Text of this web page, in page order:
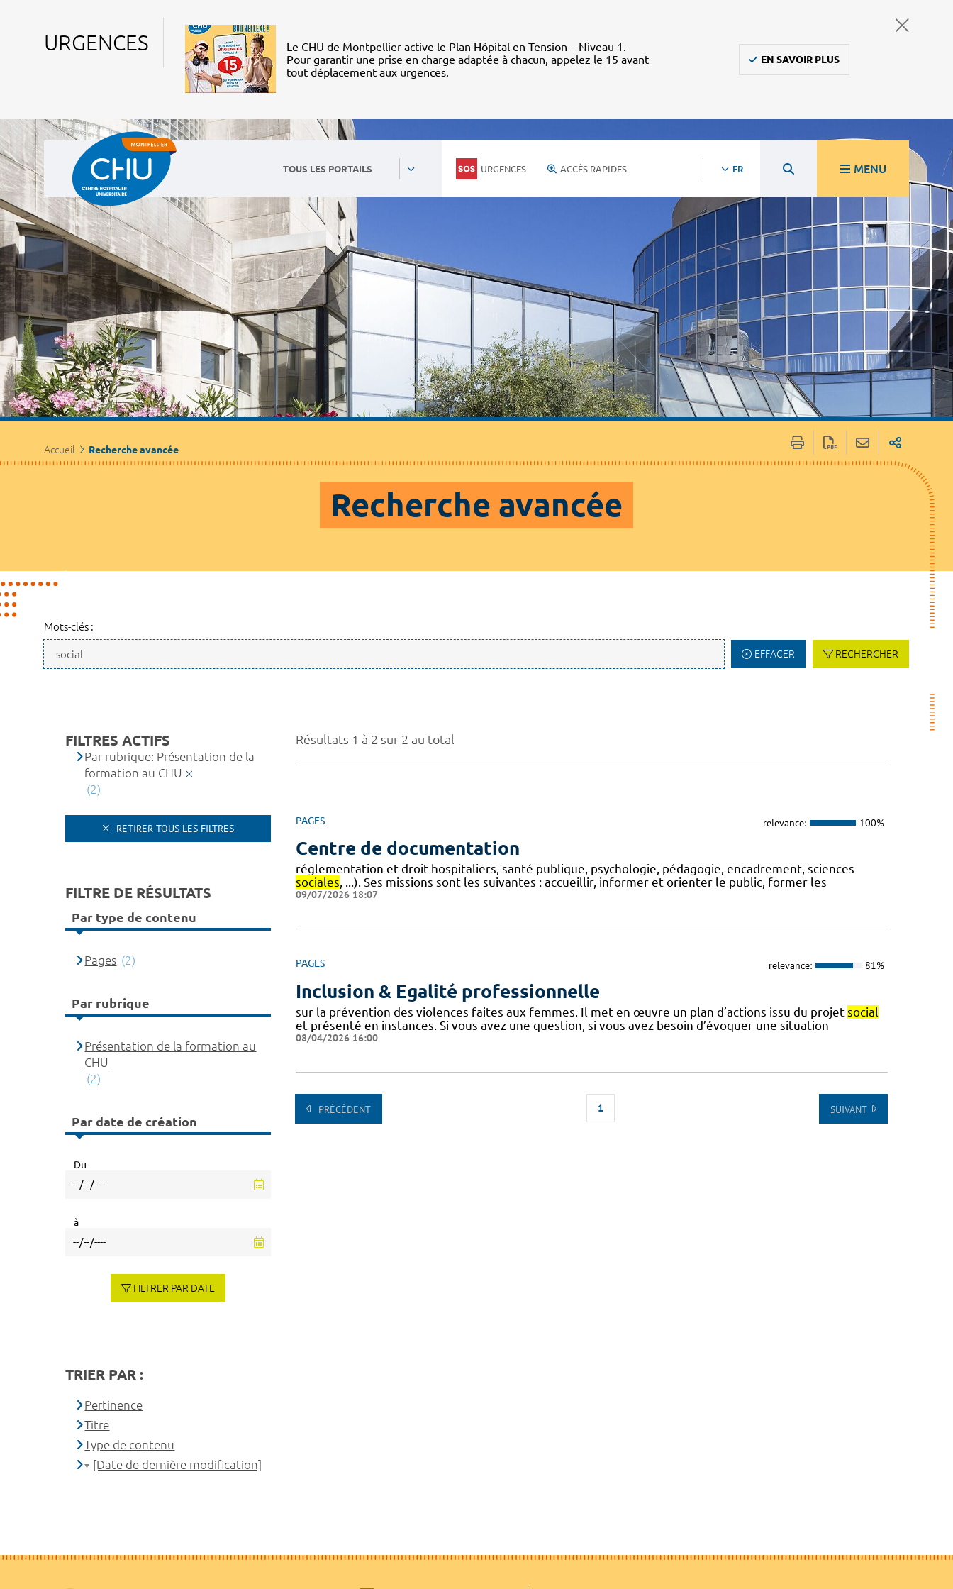
URGENCES
Le CHU de Montpellier active le Plan Hôpital en Tension – Niveau 1.
Pour garantir une prise en charge adaptée à chacun, appelez le 15 avant
tout déplacement aux urgences.
EN SAVOIR PLUS
TOUS LES PORTAILS URGENCES ACCÈS RAPIDES FR MENU
Accueil Recherche avancée
Recherche avancée
Mots-clés :
EFFACER RECHERCHER
Résultats 1 à 2 sur 2 au total
PAGES relevance: 100%
Centre de documentation
réglementation et droit hospitaliers, santé publique, psychologie, pédagogie, encadrement, sciences
sociales, ...). Ses missions sont les suivantes : accueillir, informer et orienter le public, former les
09/07/2026 18:07
PAGES relevance: 81%
Inclusion & Egalité professionnelle
sur la prévention des violences faites aux femmes. Il met en œuvre un plan d’actions issu du projet social
et présenté en instances. Si vous avez une question, si vous avez besoin d’évoquer une situation
08/04/2026 16:00
PRÉCÉDENT 1 SUIVANT
FILTRES ACTIFS
Par rubrique: Présentation de la
formation au CHU
(2)
RETIRER TOUS LES FILTRES
FILTRE DE RÉSULTATS
Par type de contenu
Pages (2)
Par rubrique
Présentation de la formation au
CHU
(2)
Par date de création
Du
à
FILTRER PAR DATE
TRIER PAR :
Pertinence
Titre
Type de contenu
[Date de dernière modification]